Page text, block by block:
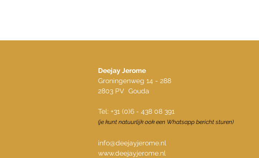
Deejay Jerome
Groningenweg 14 - 288
2803 PV Gouda
Tel: +31 (0)6 - 438 08 391
(je kunt natuurlijk ook een Whatsapp bericht sturen)
info@deejayjerome.nl
www.deejayjerome.nl